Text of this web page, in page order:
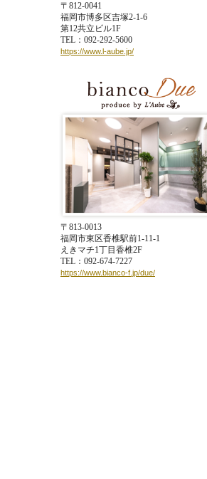
〒812-0041
福岡市博多区吉塚2-1-6
第12共立ビル1F
TEL：092-292-5600
https://www.l-aube.jp/
〒813-0013
福岡市東区香椎駅前1-11-1
えきマチ1丁目香椎2F
TEL：092-674-7227
https://www.bianco-f.jp/due/